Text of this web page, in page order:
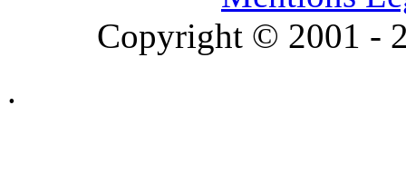
Copyright © 2001 -
.